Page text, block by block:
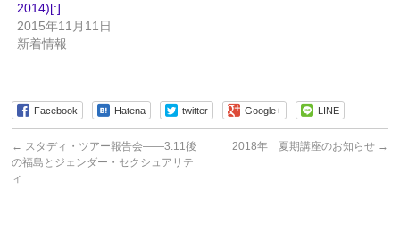
2014)[:]
2015年11月11日
新着情報
Facebook Hatena twitter Google+ LINE
← スタディ・ツアー報告会――3.11後
の福島とジェンダー・セクシュアリテ
ィ
2018年 夏期講座のお知らせ →